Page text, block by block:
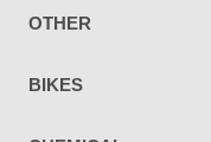
OTHER
BIKES